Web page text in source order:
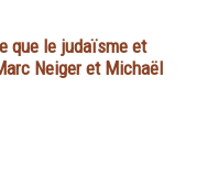
que le judaïsme et
Neiger et Michaël